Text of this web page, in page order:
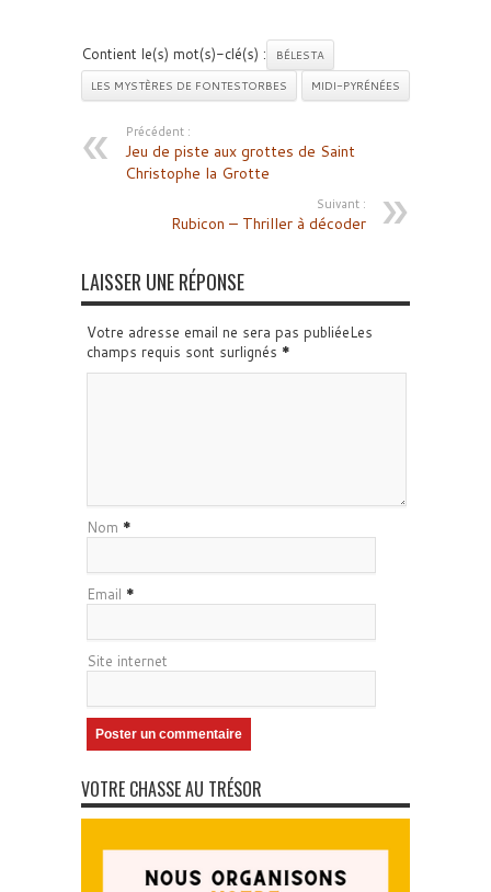
Contient le(s) mot(s)-clé(s) :
BÉLESTA
LES MYSTÈRES DE FONTESTORBES
MIDI-PYRÉNÉES
Précédent :
Jeu de piste aux grottes de Saint
Christophe la Grotte
Suivant :
Rubicon – Thriller à décoder
LAISSER UNE RÉPONSE
Votre adresse email ne sera pas publiéeLes
champs requis sont surlignés *
Nom *
Email *
Site internet
VOTRE CHASSE AU TRÉSOR